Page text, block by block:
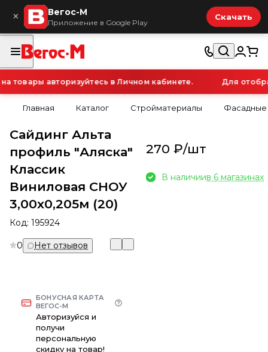
× Вегос-М
Приложение в Google Play
Скачать
авторизуйтесь в Личном кабинете. Для
Главная Каталог Стройматериалы Фасадные
Сайдинг Альта
профиль "Аляска"
Классик
Виниловая СНОУ
3,00х0,205м (20)
Код: 195924
0 Нет отзывов
БОНУСНАЯ КАРТА
ВЕГОС-М
Авторизуйся и
получи
персональную
скидку на товар!
270 ₽/шт
В наличиив 6 магазинах